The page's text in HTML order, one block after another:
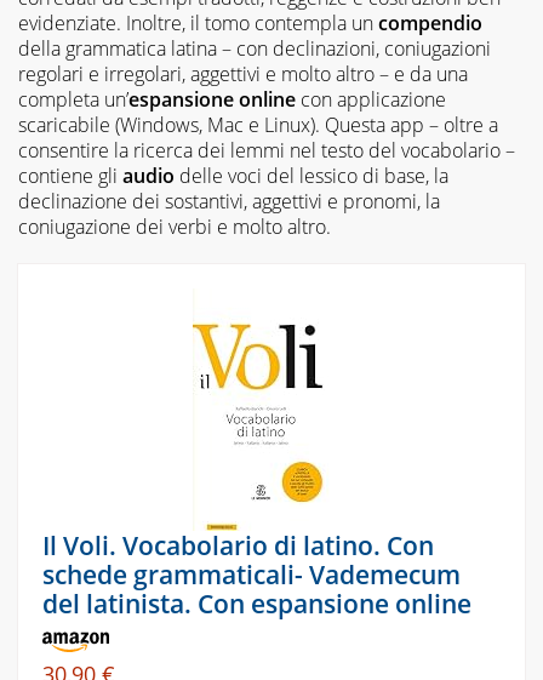
evidenziate. Inoltre, il tomo contempla uncompendio
della grammatica latina – con declinazioni, coniugazioni
regolari e irregolari, aggettivi e molto altro – e da una
completa un’espansione online con applicazione
scaricabile (Windows, Mac e Linux). Questa app – oltre a
consentire la ricerca dei lemmi nel testo del vocabolario –
contiene gli audio delle voci del lessico di base, la
declinazione dei sostantivi, aggettivi e pronomi, la
coniugazione dei verbi e molto altro.
Il Voli. Vocabolario di latino. Con
schede grammaticali- Vademecum
del latinista. Con espansione online